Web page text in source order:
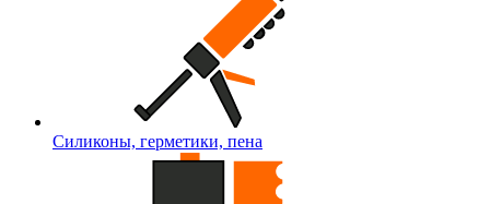
Силиконы, герметики, пена